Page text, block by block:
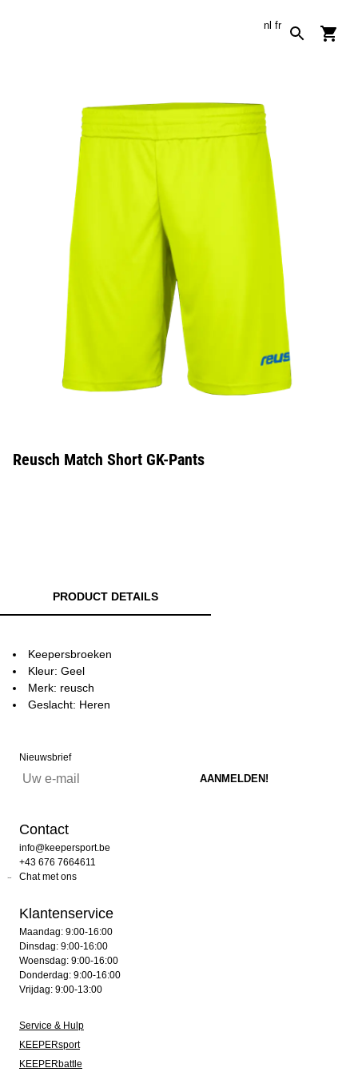
nl fr
Reusch Match Short GK-Pants
PRODUCT DETAILS
Keepersbroeken
Kleur: Geel
Merk: reusch
Geslacht: Heren
Nieuwsbrief
Contact
info@keepersport.be
+43 676 7664611
Chat met ons
Klantenservice
Maandag: 9:00-16:00
Dinsdag: 9:00-16:00
Woensdag: 9:00-16:00
Donderdag: 9:00-16:00
Vrijdag: 9:00-13:00
Service & Hulp
KEEPERsport
KEEPERbattle